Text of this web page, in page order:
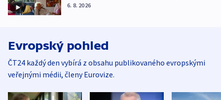
6. 8. 2026
Evropský pohled
ČT24 každý den vybírá z obsahu publikovaného evropskými
veřejnými médii, členy Eurovize.